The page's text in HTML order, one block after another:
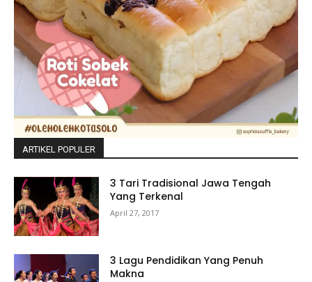
ARTIKEL POPULER
3 Tari Tradisional Jawa Tengah
Yang Terkenal
April 27, 2017
3 Lagu Pendidikan Yang Penuh
Makna